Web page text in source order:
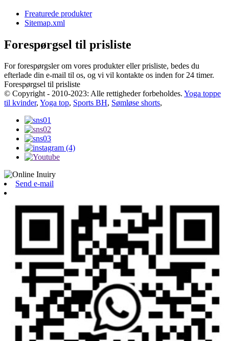
Freaturede produkter
Sitemap.xml
Forespørgsel til prisliste
For forespørgsler om vores produkter eller prisliste, bedes du
efterlade din e-mail til os, og vi vil kontakte os inden for 24 timer.
Forespørgsel til prisliste
© Copyright - 2010-2023: Alle rettigheder forbeholdes. Yoga toppe
til kvinder, Yoga top, Sports BH, Sømløse shorts,
Send e-mail